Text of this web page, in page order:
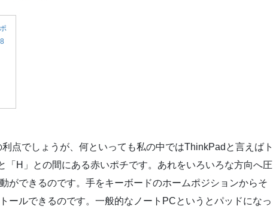
点でしょうが、何といっても私の中ではThinkPadと言えばト
「H」との間にある赤いポチです。あれをいろいろな方向へ圧
ができるのです。手をキーボードのホームポジションからそ
ールできるのです。一般的なノートPCというとパッドになっ